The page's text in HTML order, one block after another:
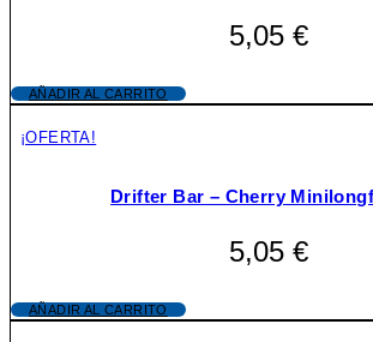
5,05 €
AÑADIR AL CARRITO
¡OFERTA!
Drifter Bar – Cherry
5,05 €
AÑADIR AL CARRITO